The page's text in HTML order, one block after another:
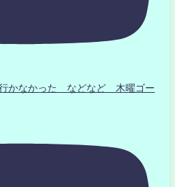
かなかった などなど 木曜ゴー